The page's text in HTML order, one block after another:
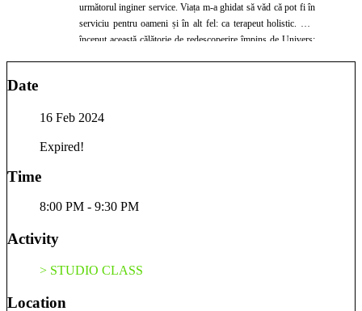
următorul inginer service. Viața m-a ghidat să văd că pot fi în
serviciu pentru oameni și în alt fel: ca terapeut holistic. Am
început această călătorie de redescoperire împins de Univers:
să ascult audibook-uri și să citesc din ce în ce mai mult. Am
am început să îmi pun întrebări despre mine, despre ce fac cu
mi-o doream. Așa că mi-am dat demisia și am plecat pentru 4
ashram, de evoluție spirituală accelerată în prezența unui
Date
16 Feb 2024
Expired!
Time
8:00 PM - 9:30 PM
Activity
> STUDIO CLASS
Location